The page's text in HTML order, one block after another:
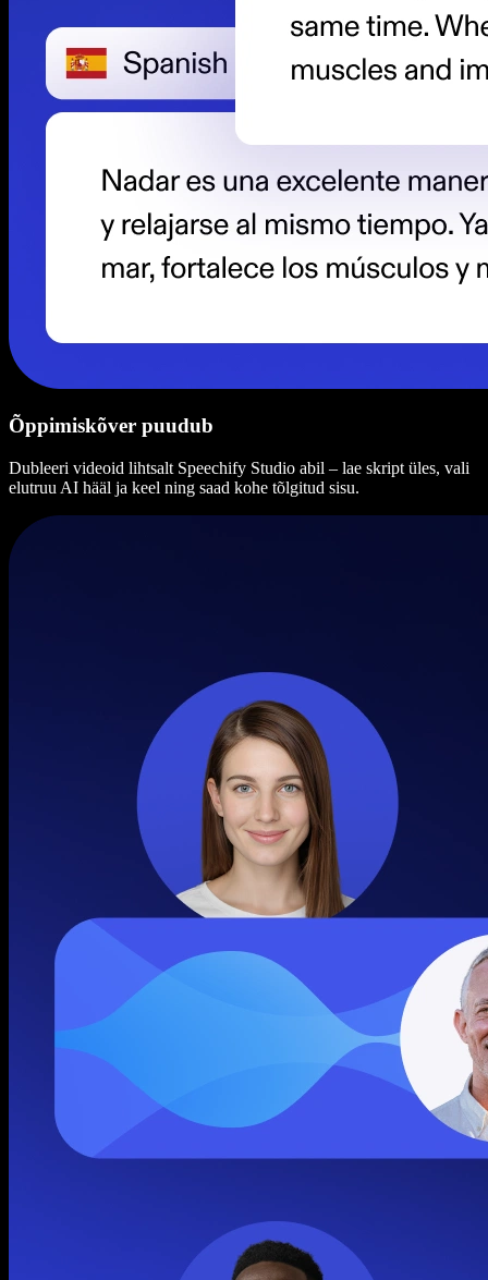
Õppimiskõver puudub
Dubleeri videoid lihtsalt Speechify Studio abil – lae skript üles, vali
elutruu AI hääl ja keel ning saad kohe tõlgitud sisu.